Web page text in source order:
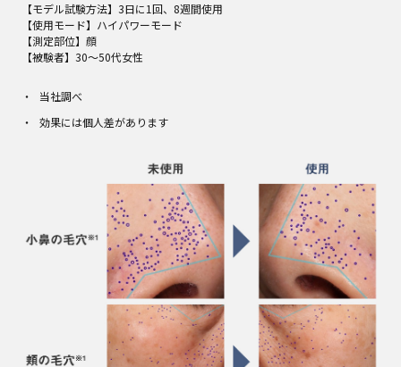
【モデル試験方法】3日に1回、8週間使用
【使用モード】ハイパワーモード
【測定部位】顔
【被験者】30～50代女性 ​
当社調べ
効果には個人差があります